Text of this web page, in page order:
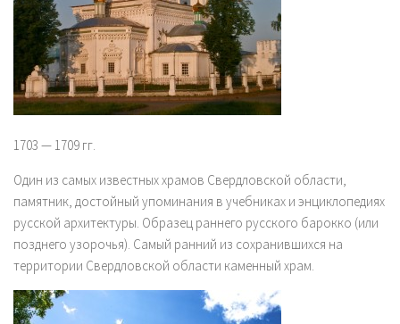
1703 — 1709 гг.
Один из самых известных храмов Свердловской области,
памятник, достойный упоминания в учебниках и энциклопедиях
русской архитектуры. Образец раннего русского барокко (или
позднего узорочья). Самый ранний из сохранившихся на
территории Свердловской области каменный храм.